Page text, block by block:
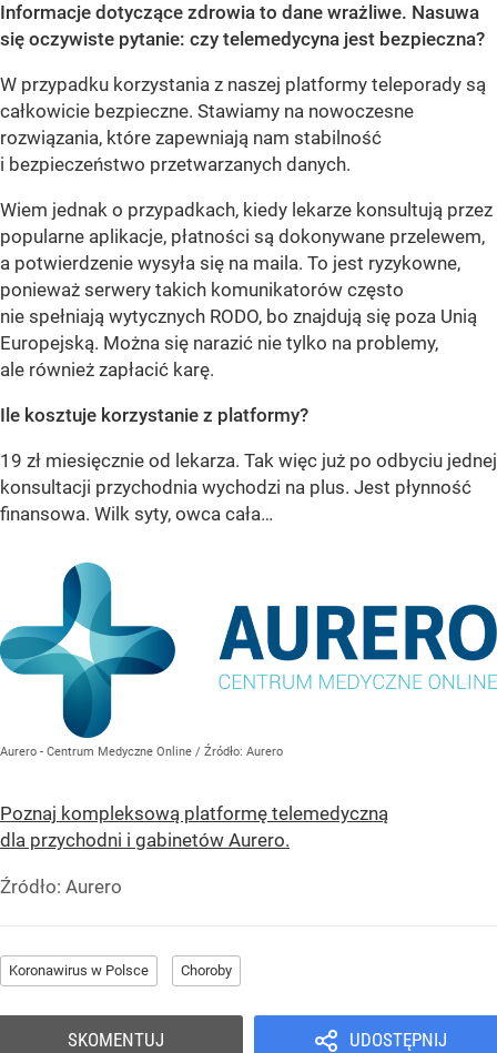
Informacje dotyczące zdrowia to dane wrażliwe. Nasuwa
się oczywiste pytanie: czy telemedycyna jest bezpieczna?
W przypadku korzystania z naszej platformy teleporady są
całkowicie bezpieczne. Stawiamy na nowoczesne
rozwiązania, które zapewniają nam stabilność
i bezpieczeństwo przetwarzanych danych.
Wiem jednak o przypadkach, kiedy lekarze konsultują przez
popularne aplikacje, płatności są dokonywane przelewem,
a potwierdzenie wysyła się na maila. To jest ryzykowne,
ponieważ serwery takich komunikatorów często
nie spełniają wytycznych RODO, bo znajdują się poza Unią
Europejską. Można się narazić nie tylko na problemy,
ale również zapłacić karę.
Ile kosztuje korzystanie z platformy?
19 zł miesięcznie od lekarza. Tak więc już po odbyciu jednej
konsultacji przychodnia wychodzi na plus. Jest płynność
finansowa. Wilk syty, owca cała…
Aurero - Centrum Medyczne Online / Źródło: Aurero
Poznaj kompleksową platformę telemedyczną
dla przychodni i gabinetów Aurero.
Źródło: Aurero
Koronawirus w Polsce Choroby
UDOSTĘPNIJ
SKOMENTUJ